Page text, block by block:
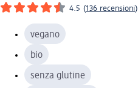
4.5 (136 recensioni)
vegano
bio
senza glutine